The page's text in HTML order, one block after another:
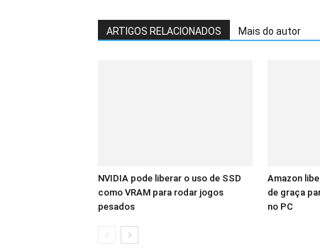
ARTIGOS RELACIONADOS Mais do autor
NVIDIA pode liberar o uso de SSD
como VRAM para rodar jogos
pesados
Amazon
de graça
no PC